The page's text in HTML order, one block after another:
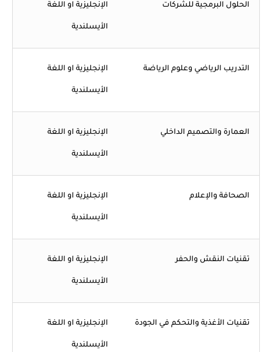
الحلول البرمجية للشركات الإنجليزية او اللغة
الأيسلندية
التدريب الرياضي وعلوم الرياضة الإنجليزية او اللغة
الأيسلندية
العمارة والتصميم الداخلي الإنجليزية او اللغة
الأيسلندية
الصحافة والإعلام الإنجليزية او اللغة
الأيسلندية
تقنيات النقش والحفر الإنجليزية او اللغة
الأيسلندية
تقنيات الأغذية والتحكم في الجودة الإنجليزية او اللغة
الأيسلندية